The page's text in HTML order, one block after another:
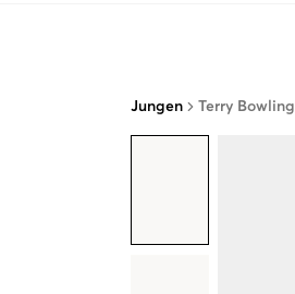
Jungen Terry Bowling